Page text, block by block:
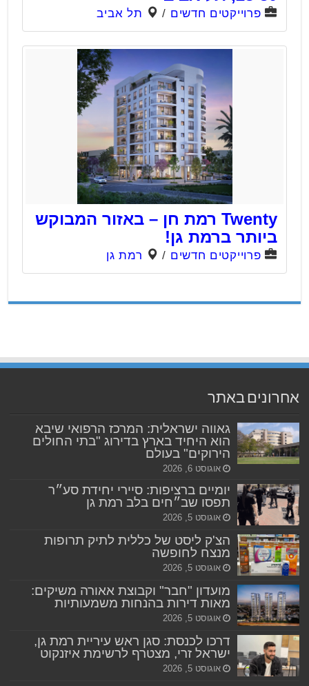
פרוייקטים חדשים / תל אביב
Twenty רמת חן – באזור המבוקש
ביותר ברמת גן!
פרוייקטים חדשים / רמת גן
אחרונים באתר
גאווה ישראלית: המרכז הרפואי שיבא
הוא היחיד בארץ בדירוג "בתי החולים
הירוקים" בעולם
אוגוסט 6, 2026
יומיים ברציפות: סיירי יחידת סע״ר
תפסו שב״חים בלב רמת גן
אוגוסט 5, 2026
הצ'ק ליסט של כללית לתיק תרופות
מנצח לחופשה
אוגוסט 5, 2026
מועדון "חבר" וקבוצת אאורה משיקים:
מאות דירות בהנחות משמעותיות
אוגוסט 5, 2026
דרכו לכנסת: סגן ראש עיריית רמת גן,
ישראל זרי, מצטרף לרשימת איזנקוט
אוגוסט 5, 2026